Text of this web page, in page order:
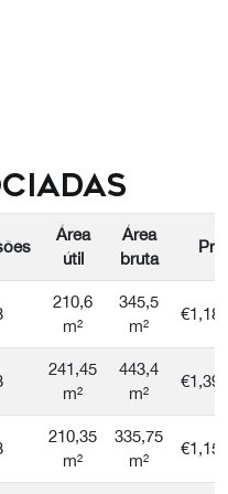
Área
útil
Área
bruta
210,6
m²
345,5
m²
241,45
m²
443,4
m²
210,35
m²
335,75
m²